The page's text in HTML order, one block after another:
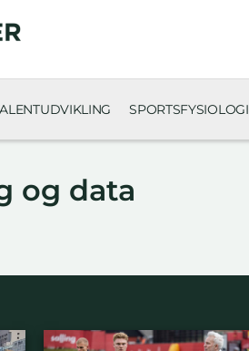
SPORTSFYSIOLOGI
og data